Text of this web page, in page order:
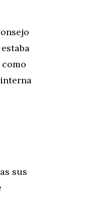
sus